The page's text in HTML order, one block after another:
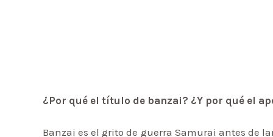
¿Por qué el título de banzai? ¿Y por qué el
Banzai es el grito de guerra Samurai antes de